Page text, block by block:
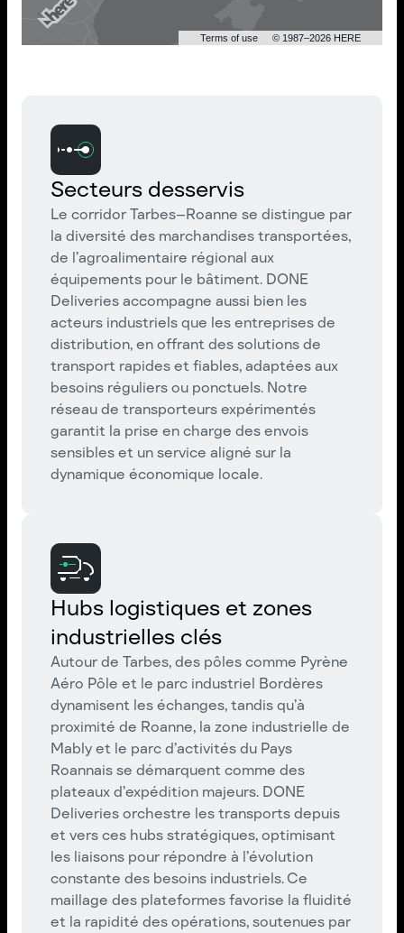
Terms of use © 1987–2026 HERE
Secteurs desservis
Le corridor Tarbes–Roanne se distingue par
la diversité des marchandises transportées,
de l’agroalimentaire régional aux
équipements pour le bâtiment. DONE
Deliveries accompagne aussi bien les
acteurs industriels que les entreprises de
distribution, en offrant des solutions de
transport rapides et fiables, adaptées aux
besoins réguliers ou ponctuels. Notre
réseau de transporteurs expérimentés
garantit la prise en charge des envois
sensibles et un service aligné sur la
dynamique économique locale.
Hubs logistiques et zones
industrielles clés
Autour de Tarbes, des pôles comme Pyrène
Aéro Pôle et le parc industriel Bordères
dynamisent les échanges, tandis qu’à
proximité de Roanne, la zone industrielle de
Mably et le parc d’activités du Pays
Roannais se démarquent comme des
plateaux d’expédition majeurs. DONE
Deliveries orchestre les transports depuis
et vers ces hubs stratégiques, optimisant
les liaisons pour répondre à l’évolution
constante des besoins industriels. Ce
maillage des plateformes favorise la fluidité
et la rapidité des opérations, soutenues par